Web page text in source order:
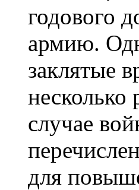
годового
армию.
заклятые
несколько
случае
для